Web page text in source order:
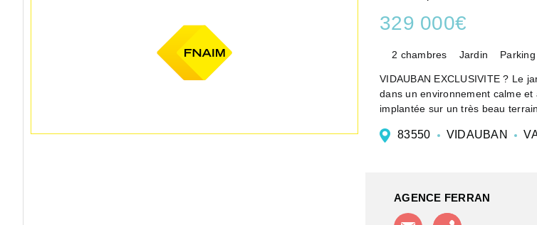
329 000€
2 chambres Jardin
VIDAUBAN EXCLUSIVITE ? Le
dans un environnement calme
implantée sur un très beau terrain
83550 VIDAUBAN
AGENCE FERRAN
Contacter l'agence